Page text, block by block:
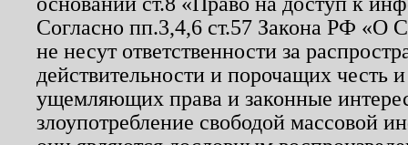
Согласно пп.3,4,6 ст.57 Закона РФ «О
не несут ответственности за
действительности и порочащих честь
ущемляющих права и законные
злоупотребление свободой массовой